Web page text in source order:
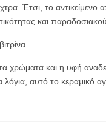
Έτσι, το αντικείμενο
και
χρώματα και η υφή
αυτό το κεραμικό